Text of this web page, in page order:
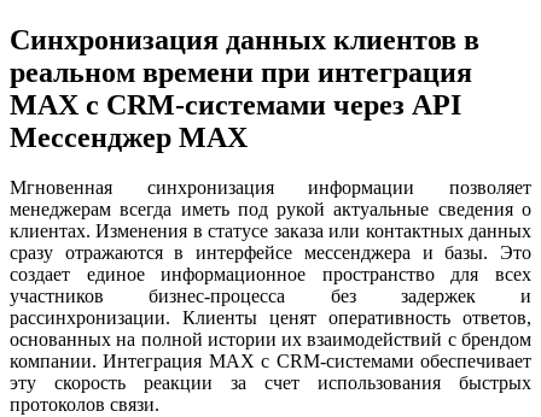
Синхронизация данных клиентов в
реальном времени при интеграция
MAX с CRM-системами через API
Мессенджер MAX
Мгновенная синхронизация информации позволяет
менеджерам всегда иметь под рукой актуальные сведения о
клиентах. Изменения в статусе заказа или контактных данных
сразу отражаются в интерфейсе мессенджера и базы. Это
создает единое информационное пространство для всех
участников бизнес-процесса без задержек и
рассинхронизации. Клиенты ценят оперативность ответов,
основанных на полной истории их взаимодействий с брендом
компании. Интеграция MAX с CRM-системами обеспечивает
эту скорость реакции за счет использования быстрых
протоколов связи.